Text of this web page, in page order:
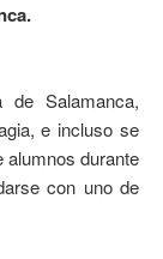
Salamanca,
e incluso se
alumnos durante
con uno de